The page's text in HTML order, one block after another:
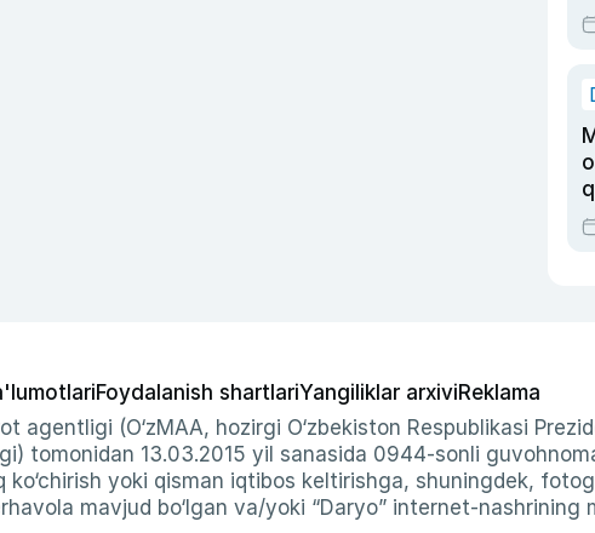
Foydalanish shartlariYangiliklar arxiviReklama
agentligi (O‘zMAA, hozirgi O‘zbekiston Respublikasi
tomonidan 13.03.2015 yil sanasida 0944-sonli
yoki qisman iqtibos keltirishga, shuningdek,
mavjud bo‘lgan va/yoki “Daryo” internet-nashrining